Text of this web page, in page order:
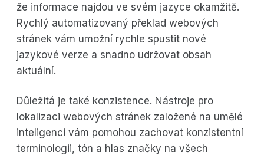
že informace najdou ve svém jazyce okamžitě.
Rychlý automatizovaný překlad webových
stránek vám umožní rychle spustit nové
jazykové verze a snadno udržovat obsah
aktuální.
Důležitá je také konzistence. Nástroje pro
lokalizaci webových stránek založené na umělé
inteligenci vám pomohou zachovat konzistentní
terminologii, tón a hlas značky na všech